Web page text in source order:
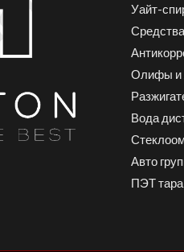
Уайт-
Олифы и
Вода
Авто
ПЭТ тара